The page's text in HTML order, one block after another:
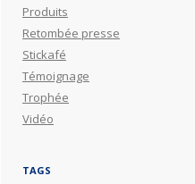
Produits
Retombée presse
Stickafé
Témoignage
Trophée
Vidéo
TAGS